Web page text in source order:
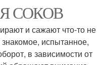
СОКОВ
и сажают что-то не
испытанное,
в зависимости от